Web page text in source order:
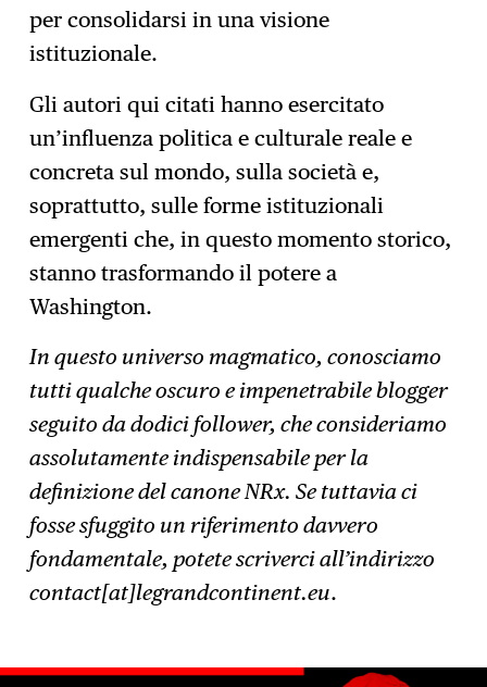
per consolidarsi in una visione
istituzionale.
Gli autori qui citati hanno esercitato
un’influenza politica e culturale reale e
concreta sul mondo, sulla società e,
soprattutto, sulle forme istituzionali
emergenti che, in questo momento storico,
stanno trasformando il potere a
Washington.
In questo universo magmatico, conosciamo
tutti qualche oscuro e impenetrabile blogger
seguito da dodici follower, che consideriamo
assolutamente indispensabile per la
definizione del canone NRx. Se tuttavia ci
fosse sfuggito un riferimento davvero
fondamentale, potete scriverci all’indirizzo
contact[at]legrandcontinent.eu.